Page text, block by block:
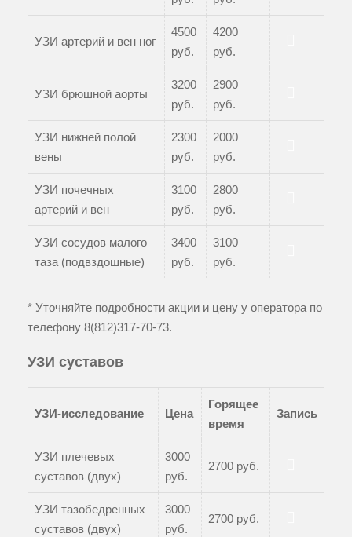
УЗИ артерий и вен ног
4500
руб.
4200
руб.
УЗИ брюшной аорты
3200
руб.
2900
руб.
УЗИ нижней полой
вены
2300
руб.
2000
руб.
УЗИ почечных
артерий и вен
3100
руб.
2800
руб.
УЗИ сосудов малого
таза (подвздошные)
3400
руб.
3100
руб.
* Уточняйте подробности акции и цену у оператора по
телефону 8(812)317-70-73.
УЗИ суставов
УЗИ-исследование Цена
Горящее
время
Запись
УЗИ плечевых
суставов (двух)
3000
руб.
2700 руб.
УЗИ тазобедренных
суставов (двух)
3000
руб.
2700 руб.